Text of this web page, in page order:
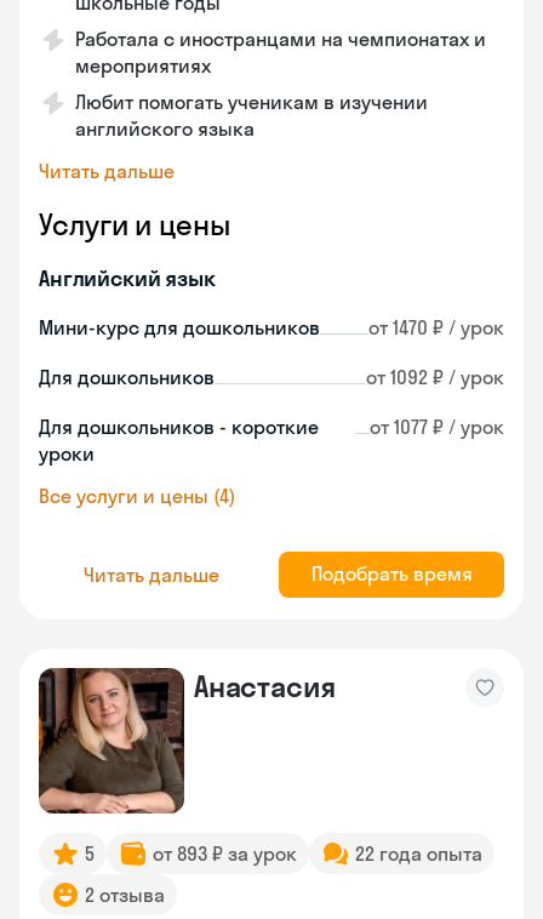
Работала с иностранцами на чемпионатах и
мероприятиях
Любит помогать ученикам в изучении
английского языка
Читать дальше
Услуги и цены
Английский язык
Мини-курс для дошкольников от 1470 ₽ / урок
Для дошкольников от 1092 ₽ / урок
Для дошкольников - короткие
уроки
от 1077 ₽ / урок
Все услуги и цены (4)
Читать дальше Подобрать время
Анастасия
5 от 893 ₽ за урок
22 года опыта
2 отзыва